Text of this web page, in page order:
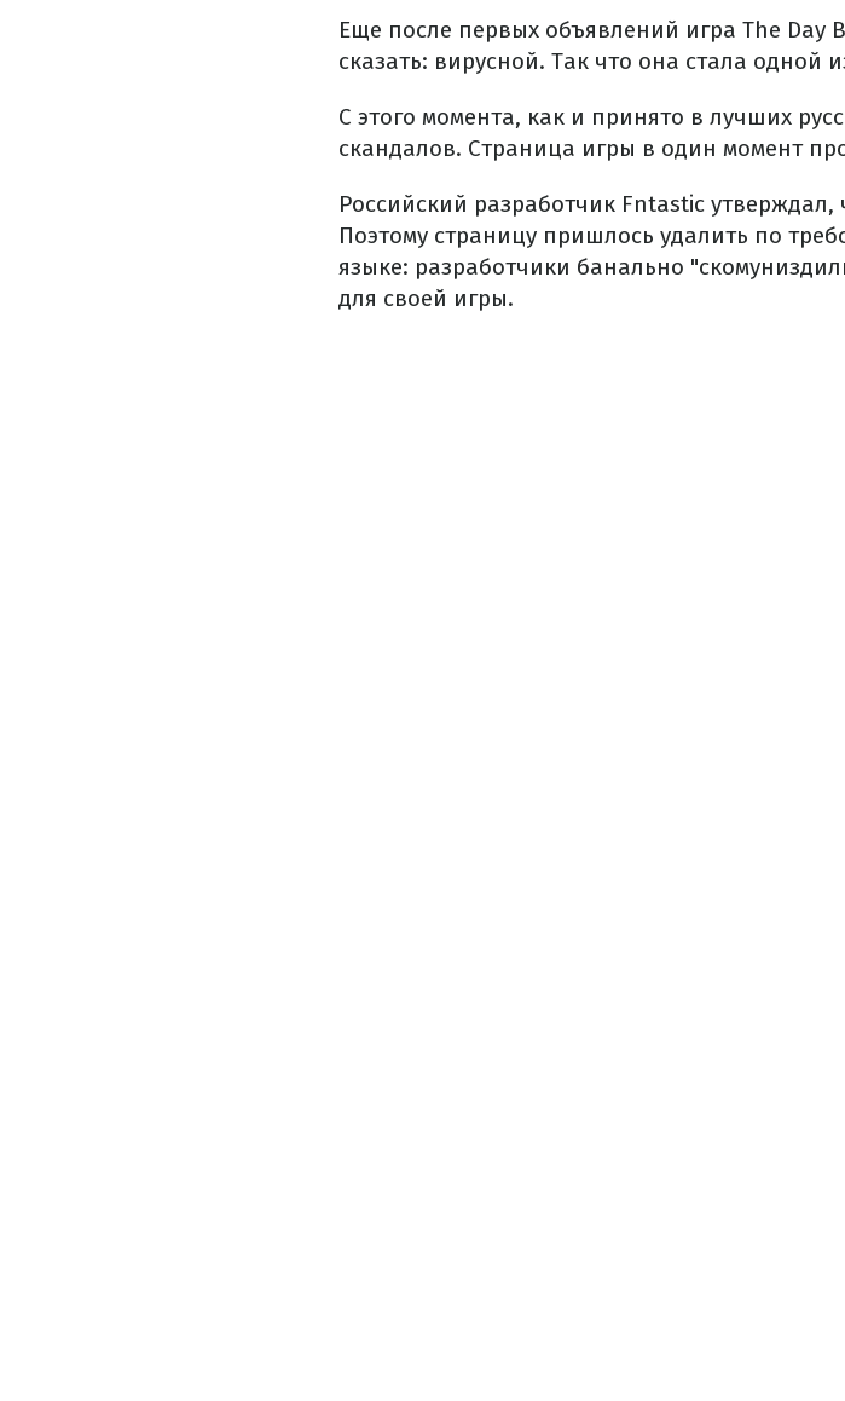
Еще после первых объявлений игра The
сказать: вирусной. Так что она стала одной
С этого момента, как и принято в лучших
скандалов. Страница игры в один момент
Российский разработчик Fntastic
Поэтому страницу пришлось удалить по
языке: разработчики банально
для своей игры.